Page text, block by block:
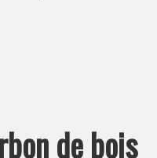
de bois